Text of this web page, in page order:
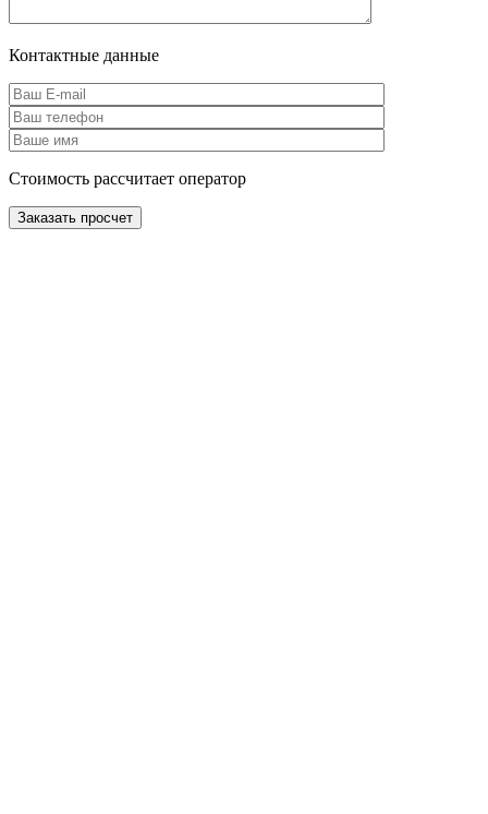
Контактные данные
Стоимость рассчитает оператор
Заказать просчет